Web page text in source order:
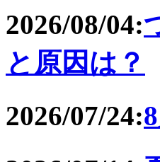
2026/08/04:
と原因は？
2026/07/24: